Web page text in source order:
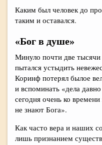
Каким был человек до
таким и оставался.
«Бог в душе»
Минуло почти две
пытался устыдить
Коринф потерял былое
и вспоминать «дела
сегодня очень ко
не знают Бога».
Как часто вера и наших
лишь признанием